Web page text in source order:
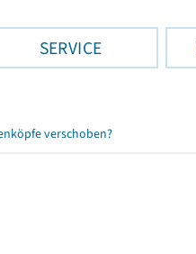
SERVICE
verschoben?